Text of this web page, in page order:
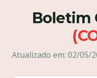
Boletim
Atualizado em: 02/05/